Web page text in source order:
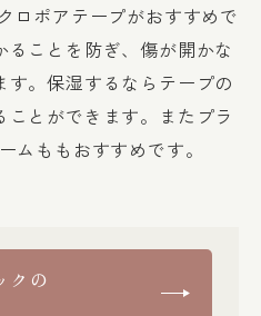
ロポアテープがおすすめで
ことを防ぎ、傷が開かな
。保湿するならテープの
とができます。またプラ
ムももおすすめです。
クの